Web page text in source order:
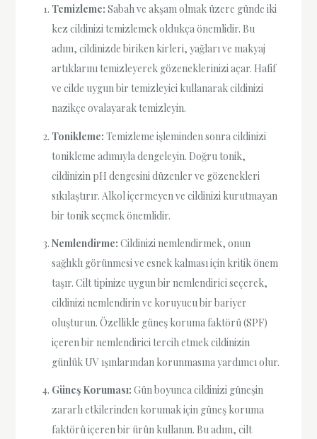
Temizleme: Sabah ve akşam olmak üzere günde iki
kez cildinizi temizlemek oldukça önemlidir. Bu
adım, cildinizde biriken kirleri, yağları ve makyaj
artıklarını temizleyerek gözeneklerinizi açar. Hafif
ve cilde uygun bir temizleyici kullanarak cildinizi
nazikçe ovalayarak temizleyin.
Tonikleme: Temizleme işleminden sonra cildinizi
tonikleme adımıyla dengeleyin. Doğru tonik,
cildinizin pH dengesini düzenler ve gözenekleri
sıkılaştırır. Alkol içermeyen ve cildinizi kurutmayan
bir tonik seçmek önemlidir.
Nemlendirme: Cildinizi nemlendirmek, onun
sağlıklı görünmesi ve esnek kalması için kritik önem
taşır. Cilt tipinize uygun bir nemlendirici seçerek,
cildinizi nemlendirin ve koruyucu bir bariyer
oluşturun. Özellikle güneş koruma faktörü (SPF)
içeren bir nemlendirici tercih etmek cildinizin
günlük UV ışınlarından korunmasına yardımcı olur.
Güneş Koruması: Gün boyunca cildinizi güneşin
zararlı etkilerinden korumak için güneş koruma
faktörü içeren bir ürün kullanın. Bu adım, cilt